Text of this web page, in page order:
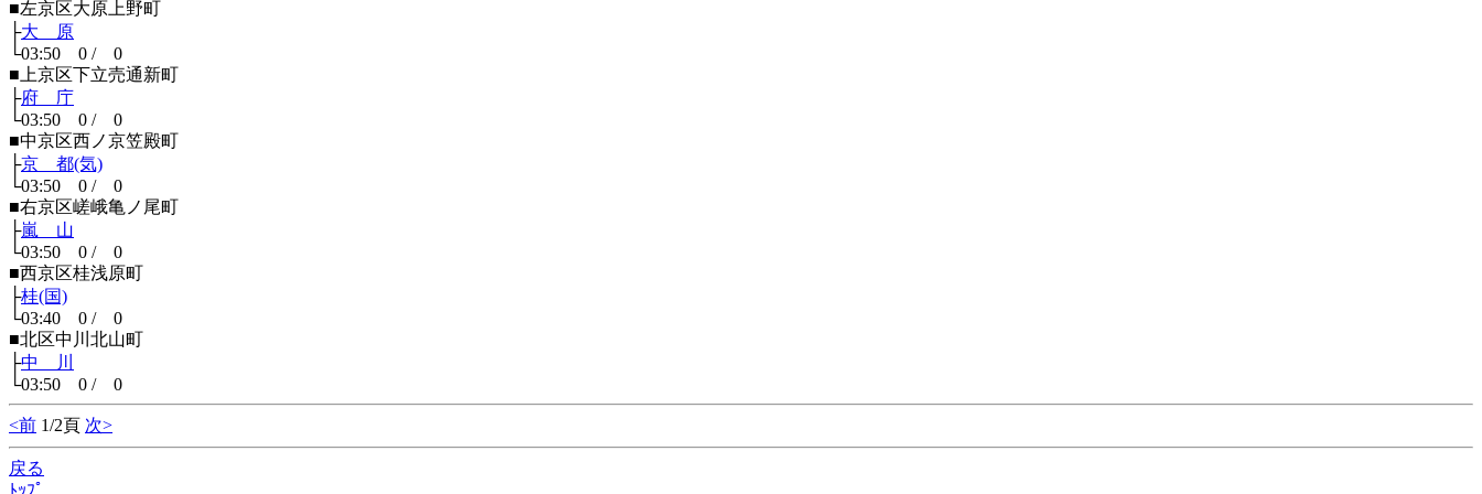
■左京区大原上野町
├大 原
└03:50 0 / 0
■上京区下立売通新町
├府 庁
└03:50 0 / 0
■中京区西ノ京笠殿町
├京 都(気)
└03:50 0 / 0
■右京区嵯峨亀ノ尾町
├嵐 山
└03:50 0 / 0
■西京区桂浅原町
├桂(国)
└03:40 0 / 0
■北区中川北山町
├中 川
└03:50 0 / 0
<前 1/2頁 次>
戻る
ﾄｯﾌﾟ